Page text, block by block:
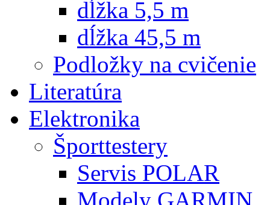
dĺžka 5,5 m
dĺžka 45,5 m
Podložky na cvičenie
Literatúra
Elektronika
Športtestery
Servis POLAR
Modely GARMIN